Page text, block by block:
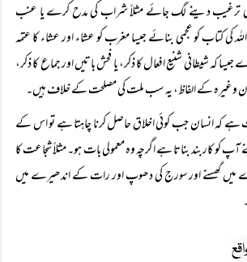
ترغیب دینے لگ جائے مثلاً‌ شراب کی مدح کرے یا عنب
کی کتاب کو عجمی بنائے جیسا مغرب کو عشاء اور عشاء کا عتمہ
جیسا کہ شیطانی شنیع افعال کا ذکر، یا فحش باتیں اور جماع کا ذکر،
شگون وغیرہ کے الفاظ، یہ سب ملت کی مصلحت کے خلاف ہیں۔
ہے کہ انسان جب کوئی اخلاق حاصل کرنا چاہتا ہے تو اس کے
کو کاربند بناتا ہے اگرچہ وہ معمولی بات ہو۔ مثلاً‌ شجاعت کا
میں گھسنے اور سورج کی دھوپ اور رات کے اندھیرے میں